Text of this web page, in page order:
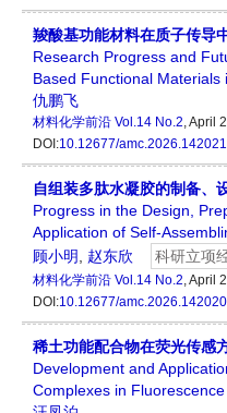
羧酸基功能材料在质子传导
Research Progress and
Based Functional Materials
仇鹏飞
材料化学前沿 Vol.14 No.2, April
DOI:10.12677/amc.2026.142021
自组装多肽水凝胶的制备、
Progress in the Design,
Application of Self-
顾小明
赵东欣 科研立项
材料化学前沿 Vol.14 No.2, April
DOI:10.12677/amc.2026.142020
稀土功能配合物在荧光传感
Development and
Complexes in